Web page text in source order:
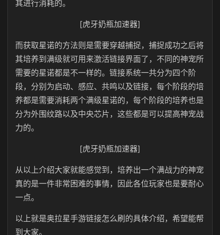
其进行消耗的。
[虎牙奶瓶加速器]
而获取星诺的方法则是需要穿越捕捉，捕捉成功之后将
其培养到满级就可用来激活链接界面了，不同的神宠所
需要的星诺都是不一样的。链接系统一共分为四个阶
段，分别为启动、感应、共鸣以及链接，每个阶段的培
养都是需要消耗两个满级星诺的，每个阶段的培养也是
分为外围纹路以及中央芯片，这些都是可以提高神宠战
力的。
[虎牙奶瓶加速器]
从以上介绍大家就能感觉到，培养出一个满战力的神宠
真的是一件非常困难的事情，因此各位玩家也是要耐心
一点。
以上就是奥拉星手游链接怎么刷的具体介绍，希望能帮
到大家。